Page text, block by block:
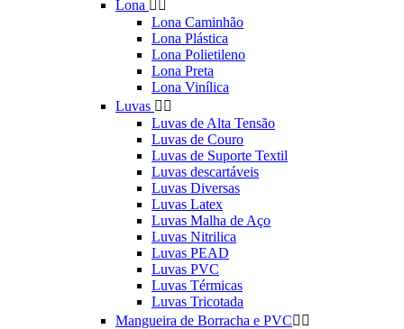
Lona  
Lona Caminhão
Lona Plástica
Lona Polietileno
Lona Preta
Lona Vinílica
Luvas  
Luvas de Alta Tensão
Luvas de Couro
Luvas de Suporte Textil
Luvas descartáveis
Luvas Diversas
Luvas Latex
Luvas Malha de Aço
Luvas Nitrilica
Luvas PEAD
Luvas PVC
Luvas Térmicas
Luvas Tricotada
Mangueira de Borracha e PVC 